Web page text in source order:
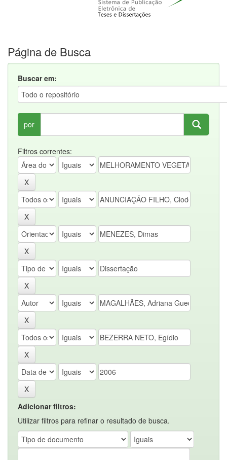
Página de Busca
Buscar em:
por
Filtros correntes:
Adicionar filtros:
Utilizar filtros para refinar o resultado de busca.